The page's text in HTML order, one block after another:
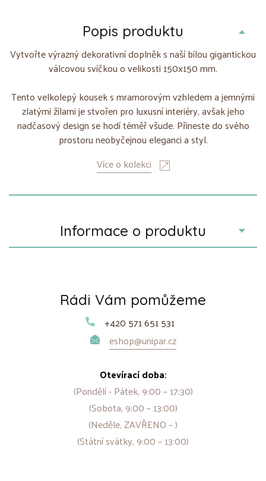
Popis produktu
Vytvořte výrazný dekorativní doplněk s naší bílou gigantickou
válcovou svíčkou o velikosti 150x150 mm.
Tento velkolepý kousek s mramorovým vzhledem a jemnými
zlatými žílami je stvořen pro luxusní interiéry, avšak jeho
nadčasový design se hodí téměř všude. Přineste do svého
prostoru neobyčejnou eleganci a styl.
Více o kolekci
Informace o produktu
Rádi Vám pomůžeme
+420 571 651 531
eshop@unipar.cz
Otevírací doba:
(Pondělí - Pátek, 9:00 – 17:30)
(Sobota, 9:00 – 13:00)
(Neděle, ZAVŘENO – )
(Státní svátky, 9:00 – 13:00)